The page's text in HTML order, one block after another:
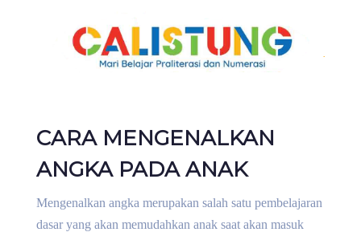
CARA MENGENALKAN
ANGKA PADA ANAK
Mengenalkan angka merupakan salah satu pembelajaran
dasar yang akan memudahkan anak saat akan masuk